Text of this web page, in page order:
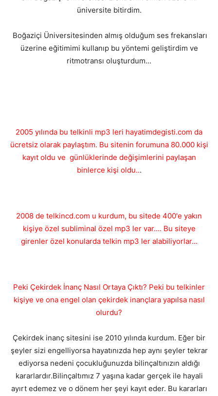
üniversite bitirdim.
Boğaziçi Üniversitesinden almış olduğum ses frekansları
üzerine eğitimimi kullanıp bu yöntemi geliştirdim ve
ritmotransı oluşturdum...
2005 yılında bu telkinli mp3 leri hayatimdegisti.com da
ücretsiz olarak paylaştım. Bu sitenin forumuna 80.000 kişi
kayıt oldu ve günlüklerinde değişimlerini paylaşan
binlerce kişi oldu...
2008 de telkincd.com u kurdum, bu sitede 400'e yakın
kişiye özel subliminal özel mp3 ler var.... Bu siteye
girenler özel konularda telkin mp3 ler alabiliyorlar...
Peki Çekirdek İnanç Nasıl Ortaya Çıktı? Peki bu telkinler
kişiye ve ona engel olan çekirdek inançlara yapılsa nasıl
olurdu?
Çekirdek inanç sitesini ise 2010 yılında kurdum. Eğer bir
şeyler sizi engelliyorsa hayatınızda hep aynı şeyler tekrar
ediyorsa nedeni çocukluğunuzda bilinçaltınızın aldığı
kararlardır.Bilinçaltımız 7 yaşına kadar gerçek ile hayali
ayırt edemez ve o dönem her şeyi kayıt eder. Bu kararları